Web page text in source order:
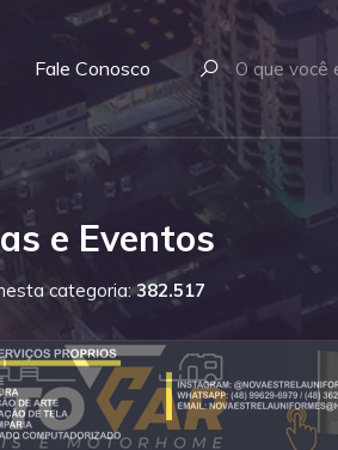
Fale Conosco
e Eventos
categoria:382.517